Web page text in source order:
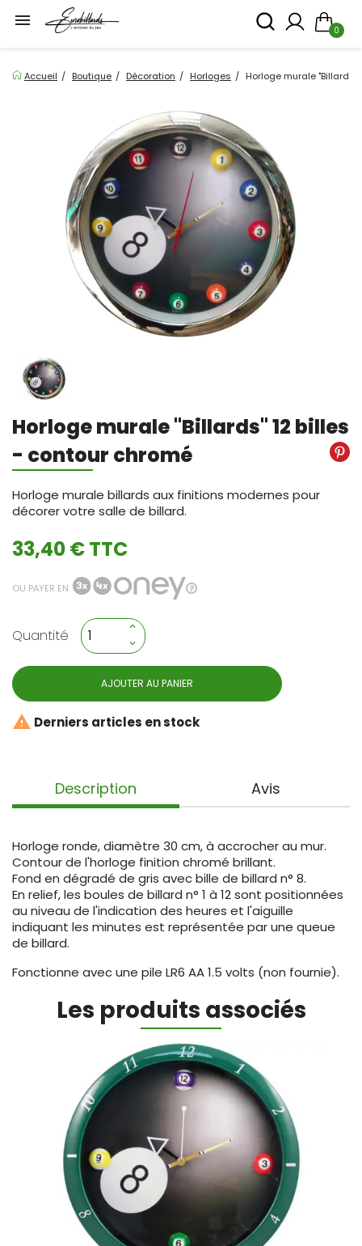

0
Accueil Boutique Décoration Horloges Horloge murale
Horloge murale "Billards" 12 billes
- contour chromé
Horloge murale billards aux finitions modernes pour
décorer votre salle de billard.
33,40 € TTC
OU PAYER EN
Quantité
AJOUTER AU PANIER
 Derniers articles en stock
Description Avis
Horloge ronde, diamètre 30 cm, à accrocher au mur.
Contour de l'horloge finition chromé brillant.
Fond en dégradé de gris avec bille de billard n° 8.
En relief, les boules de billard n° 1 à 12 sont positionnées
au niveau de l'indication des heures et l'aiguille
indiquant les minutes est représentée par une queue
de billard.
Fonctionne avec une pile LR6 AA 1.5 volts (non fournie).
Les produits associés